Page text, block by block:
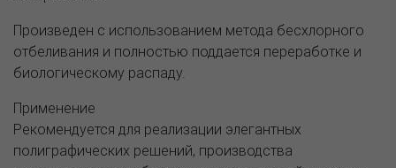
Произведен с использованием метода бесхлорного
отбеливания и полностью поддается переработке и
биологическому распаду.
Применение
Рекомендуется для реализации элегантных
полиграфических решений, производства